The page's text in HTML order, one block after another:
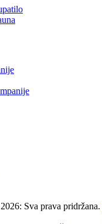
Sva prava pridržana.